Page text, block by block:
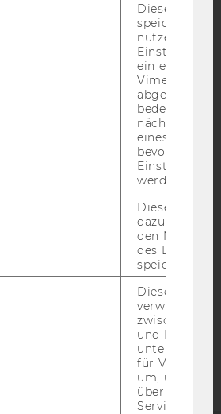
Bluesky
WEBSEITE
SOCIAL MEDIA
UND STUDIERENDE
EINSTELLUNGEN
Barrierefreiheitserklärung
Dieses Cookie
speichert
ein
Vimeo-Video
abgespielt
bedeutet,
nächsten
eines Vimeo-
bevorzugten
werden.
Dieser
dazu
den
des
speichern.
Dieses
verwendet,
zwischen
und Bots zu
für Vimeo
um, um
über die
Service zu